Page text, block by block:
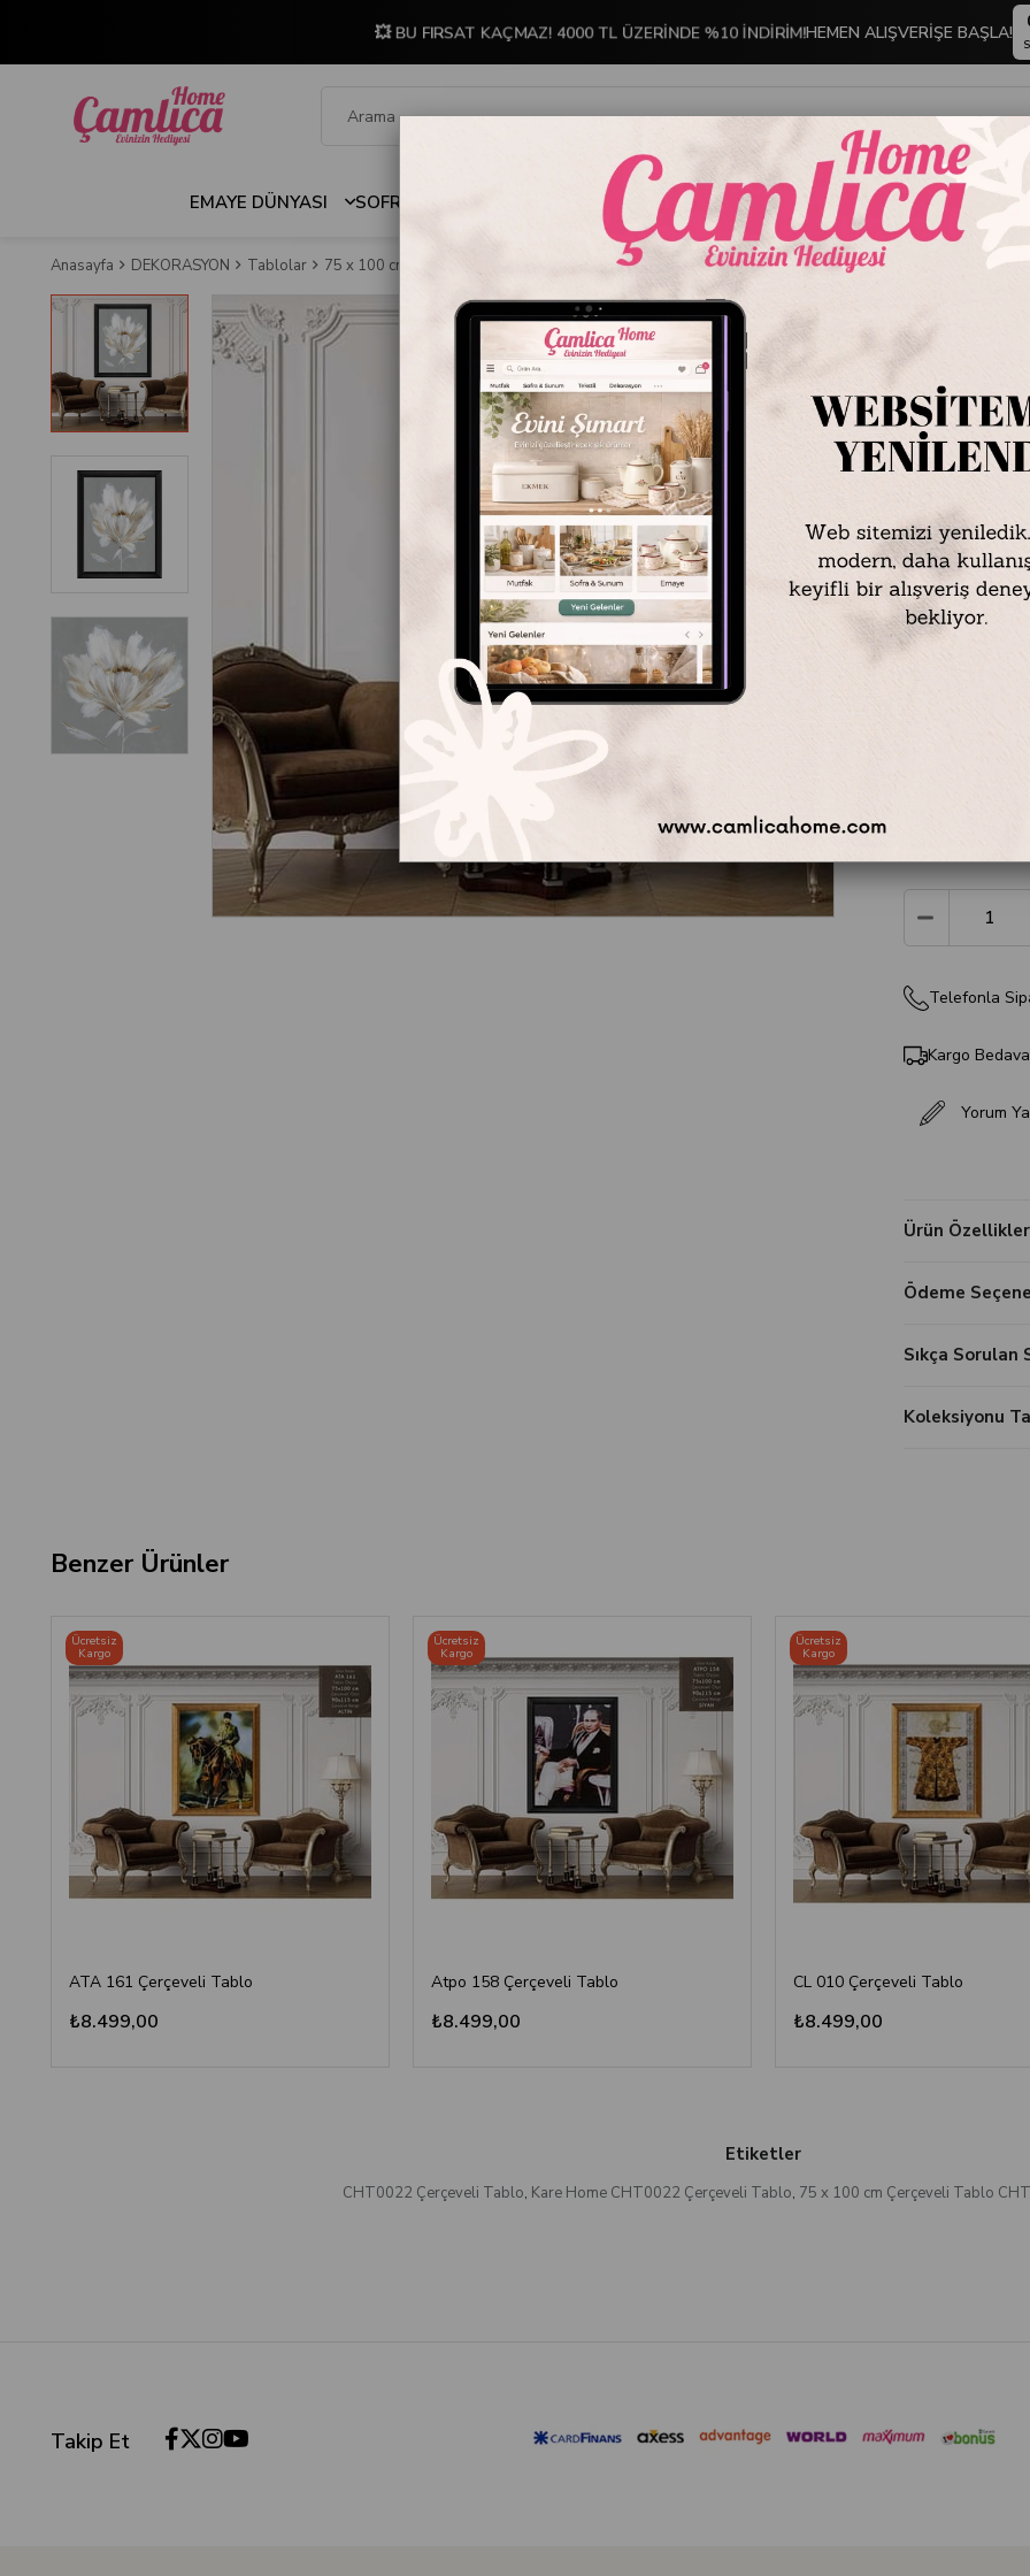
💥 BU FIRSAT KAÇMAZ! 4000 TL ÜZERİNDE %10 İNDİRİM!HEMEN ALIŞVERİŞE BAŞLA!
EMAYE DÜNYASI SOFRA & MUTFAK İNDİRİMLİ ÜRÜNLER DEKORASYON TABLO KOLEKSİYONU
Anasayfa DEKORASYON Tablolar 75 x 100 cm Çerçeveli Tablo CHT0022 Çerçeveli Tablo
Stok Kodu
Marka:Kare
CHT0022
Tablo Ölçüsü: 75
Çerçeveli Ölçüsü:
Çerçeve Rengi:
Teslimat Süresi:
** Tablolarımızı
Telefonla
Kargo Bedava
Yorum
Ürün
Ödeme
Sıkça Sorulan
Koleksiyonu
Benzer Ürünler
ATA 161 Çerçeveli Tablo
₺8.499,00
Ücretsiz
Kargo
Atpo 158 Çerçeveli Tablo
₺8.499,00
Ücretsiz
Kargo
CL 010 Çerçeveli Tablo
₺8.499,00
Ücretsiz
Kargo
Etiketler
CHT0022 Çerçeveli Tablo, Kare Home CHT0022 Çerçeveli Tablo, 75 x 100 cm Çerçeveli Tablo
Takip Et